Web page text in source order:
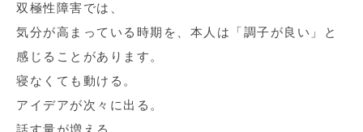
双極性障害では、
気分が高まっている時期を、本人は「調子が良い」と
感じることがあります。
寝なくても動ける。
アイデアが次々に出る。
話す量が増える。